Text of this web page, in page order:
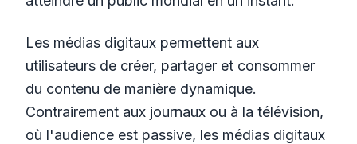
Les médias digitaux permettent aux
utilisateurs de créer, partager et consommer
du contenu de manière dynamique.
Contrairement aux journaux ou à la télévision,
où l'audience est passive, les médias digitaux